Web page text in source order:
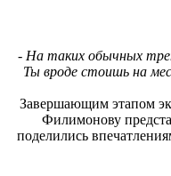
- На таких обычных
Ты вроде стоишь на
Завершающим этапом
Филимонову
поделились